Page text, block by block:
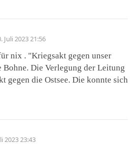
Juli 2023 21:56
nix . "Kriegsakt gegen unser
Die Verlegung der Leitung
gegen die Ostsee. Die konnte sich
2023 23:43